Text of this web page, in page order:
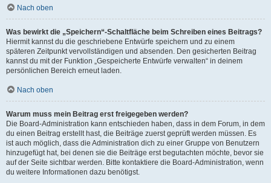
Nach oben
Was bewirkt die „Speichern“-Schaltfläche beim Schreiben eines Beitrags?
Hiermit kannst du die geschriebene Entwürfe speichern und zu einem
späteren Zeitpunkt vervollständigen und absenden. Den gesicherten Beitrag
kannst du mit der Funktion „Gespeicherte Entwürfe verwalten“ in deinem
persönlichen Bereich erneut laden.
Nach oben
Warum muss mein Beitrag erst freigegeben werden?
Die Board-Administration kann entschieden haben, dass in dem Forum, in dem
du einen Beitrag erstellt hast, die Beiträge zuerst geprüft werden müssen. Es
ist auch möglich, dass die Administration dich zu einer Gruppe von Benutzern
hinzugefügt hat, bei denen sie die Beiträge erst begutachten möchte, bevor sie
auf der Seite sichtbar werden. Bitte kontaktiere die Board-Administration, wenn
du weitere Informationen dazu benötigst.